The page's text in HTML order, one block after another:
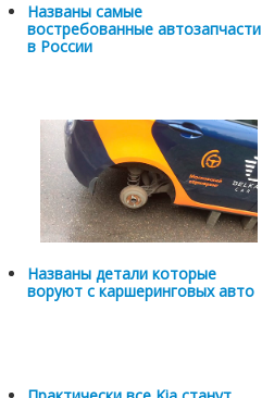
Названы самые
востребованные автозапчасти
в России
Названы детали которые
воруют с каршеринговых авто